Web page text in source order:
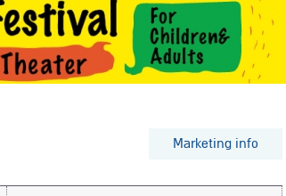
Marketing info